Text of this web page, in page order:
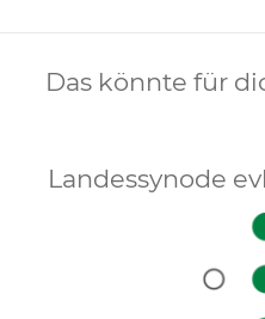
Das könnte für
Landessynode